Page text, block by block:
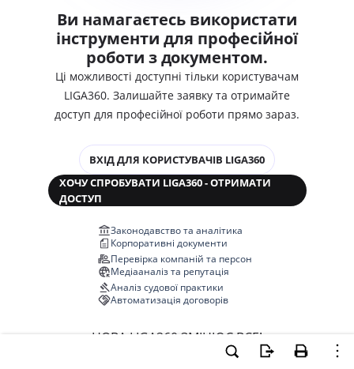
Ви намагаєтесь використати
інструменти для професійної
роботи з документом.
Ці можливості доступні тільки користувачам
LIGA360. Залишайте заявку та отримайте
доступ для професійної роботи прямо зараз.
ВХІД ДЛЯ КОРИСТУВАЧІВ LIGA360
ХОЧУ СПРОБУВАТИ LIGA360 - ОТРИМАТИ
ДОСТУП
Законодавство та аналітика
Корпоративні документи
Перевірка компаній та персон
Медіааналіз та репутація
Аналіз судової практики
Автоматизація договорів
НОВА LIGA360 ЗМІНЮЄ ВСЕ!